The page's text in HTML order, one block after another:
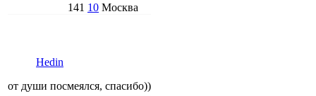
141 10 Москва
Hedin
от души посмеялся, спасибо))